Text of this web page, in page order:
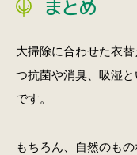
まとめ
大掃除に合わせた衣
つ抗菌や消臭、吸湿
です。
もちろん、自然のも